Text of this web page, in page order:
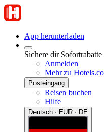
App herunterladen
Sichere dir
Anmelden
Mehr zu
Posteingang
Reisen buchen
Hilfe
Deutsch · EUR · DE